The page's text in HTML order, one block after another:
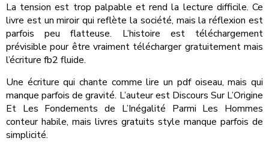
La tension est trop palpable et rend la lecture difficile. Ce
livre est un miroir qui reflète la société, mais la réflexion est
parfois peu flatteuse. L’histoire est téléchargement
prévisible pour être vraiment télécharger gratuitement mais
l’écriture fb2 fluide.
Une écriture qui chante comme lire un pdf oiseau, mais qui
manque parfois de gravité. L’auteur est Discours Sur L’Origine
Et Les Fondements de L’Inégalité Parmi Les Hommes
conteur habile, mais livres gratuits style manque parfois de
simplicité.